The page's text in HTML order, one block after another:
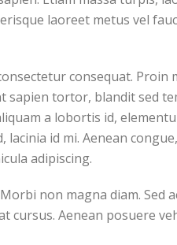
laoreet metus vel
consequat. Proin
tortor, blandit sed
a lobortis id,
id mi. Aenean
adipiscing.
non magna diam. Sed
Aenean posuere